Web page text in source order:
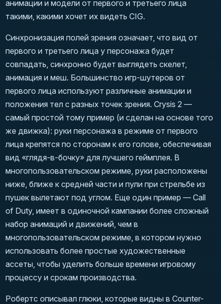
анимации и модели от первого и третьего лица
такими, какими хочет их видеть CIG.
Синхронизация полей зрения означает, что вид от
первого и третьего лица у персонажа будет
совпадать, синхронно будет выглядеть скелет,
анимация и меш. Большинство игр-шутеров от
первого лица используют различные анимации и
положения тел с разных точек зрения. Crysis 2 —
самый простой тому пример (и сделан на основе того
же движка): руки персонажа в режиме от первого
лица крепятся по сторонам к его голове, обеспечивая
вид «глядя-в-бочку» для лучшего геймплея. В
многопользовательском режиме, руки расположены
ниже, ближе к средней части и пули при стрельбе из
пушек вылетают под углом. Еще один пример — Call
of Duty, имеет в одиночной кампании более сложный
набор анимаций и движений, чем в
многопользовательском режиме, в котором нужно
использовать более простые художественные
ассеты, чтобы уделить больше времени игровому
процессу и срокам производства.
Робертс описывал глюки, которые видны в Counter-